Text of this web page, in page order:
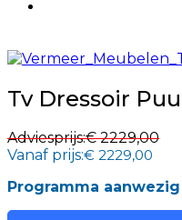
Tv Dressoir
Adviesprijs:€ 2229,00
Vanaf prijs:€ 2229,00
Programma